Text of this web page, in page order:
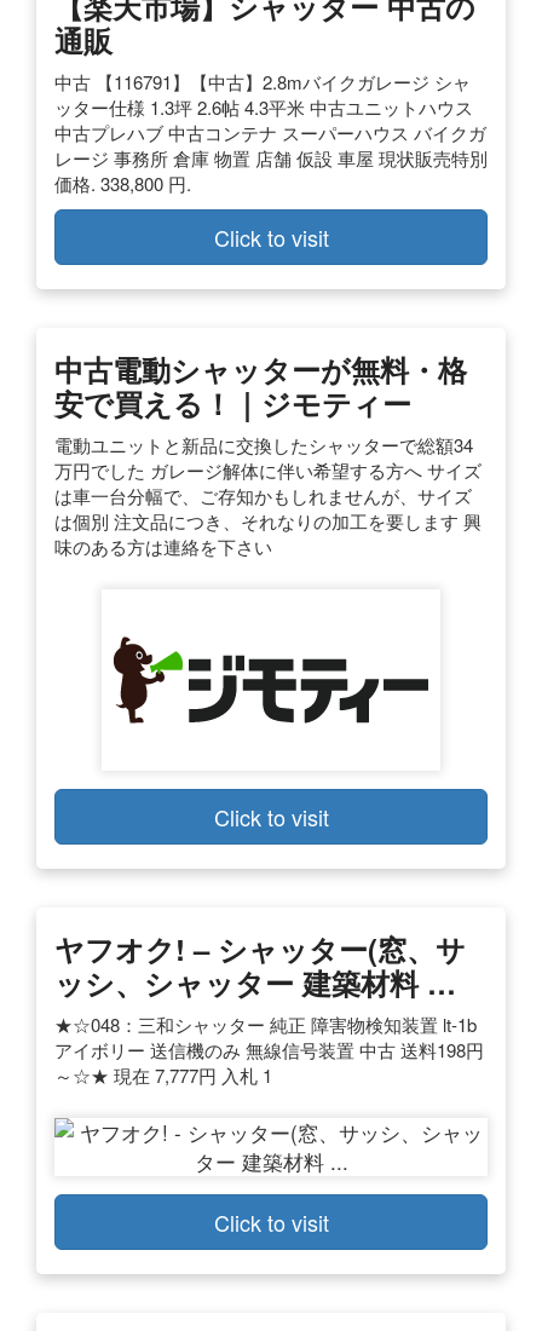
通販
中古 【116791】【中古】2.8mバイクガレージ シャ
ッター仕様 1.3坪 2.6帖 4.3平米 中古ユニットハウス
中古プレハブ 中古コンテナ スーパーハウス バイクガ
レージ 事務所 倉庫 物置 店舗 仮設 車屋 現状販売特別
価格. 338,800 円.
Click to visit
中古電動シャッターが無料・格
安で買える！｜ジモティー
電動ユニットと新品に交換したシャッターで総額34
万円でした ガレージ解体に伴い希望する方へ サイズ
は車一台分幅で、ご存知かもしれませんが、サイズ
は個別 注文品につき、それなりの加工を要します 興
味のある方は連絡を下さい
Click to visit
ヤフオク! – シャッター(窓、サ
ッシ、シャッター 建築材料 …
★☆048：三和シャッター 純正 障害物検知装置 lt-1b
アイボリー 送信機のみ 無線信号装置 中古 送料198円
～☆★ 現在 7,777円 入札 1
Click to visit